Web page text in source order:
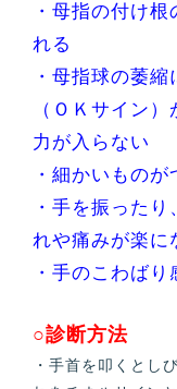
・母指の付け
れる
・母指球の萎
（ＯＫサイン
力が入らない
・細かいもの
・手を振った
れや痛みが楽に
・手のこわばり
○診断方法
・手首を叩くとし